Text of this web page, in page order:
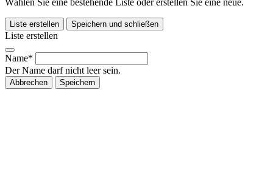
Liste erstellen Speichern und schließen
Liste erstellen
Name*
Der Name darf nicht leer sein.
Abbrechen Speichern